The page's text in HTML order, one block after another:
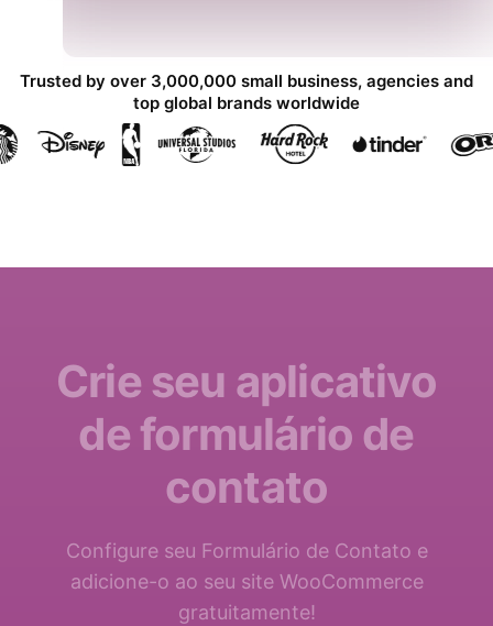
Trusted by over 3,000,000 small business, agencies and
top global brands worldwide
Crie seu aplicativo
de formulário de
contato
Configure seu Formulário de Contato e
adicione-o ao seu site WooCommerce
gratuitamente!